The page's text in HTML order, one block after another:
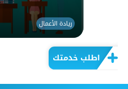
اطلب خدمتك
ريادة الأعمال